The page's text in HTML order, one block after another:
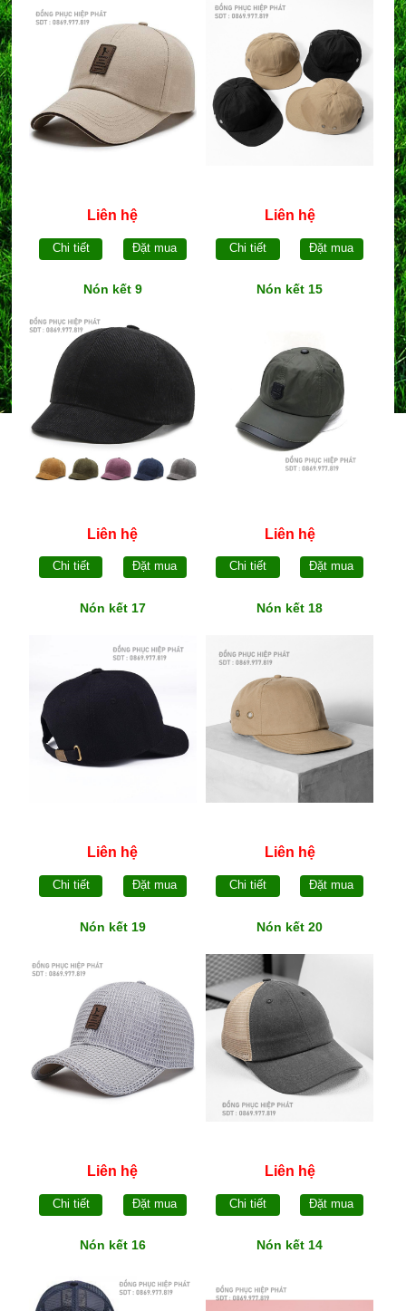
Liên hệ
Chi tiết Đặt mua
Liên hệ
Chi tiết Đặt mua
Nón kết 9
Liên hệ
Chi tiết Đặt mua
Nón kết 15
Liên hệ
Chi tiết Đặt mua
Nón kết 17
Liên hệ
Chi tiết Đặt mua
Nón kết 18
Liên hệ
Chi tiết Đặt mua
Nón kết 19
Liên hệ
Chi tiết Đặt mua
Nón kết 20
Liên hệ
Chi tiết Đặt mua
Nón kết 16 Nón kết 14